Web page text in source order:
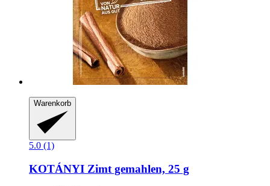
Warenkorb
5.0 (1)
KOTÁNYI Zimt gemahlen, 25 g